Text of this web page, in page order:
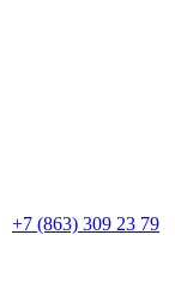
+7 (863) 309 23 79